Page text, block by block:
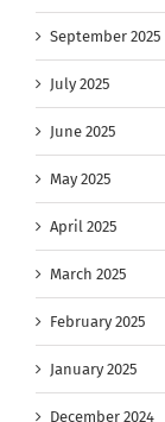
September 2025
July 2025
June 2025
May 2025
April 2025
March 2025
February 2025
January 2025
December 2024